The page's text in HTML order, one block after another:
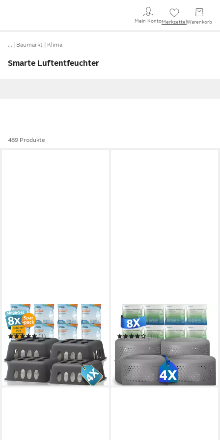
Mein KontoMerkzettel Warenkorb
… Baumarkt Klima
Smarte Luftentfeuchter
489 Produkte
MOISTBUSTER
Luftentfeuchter ohne Strom
(1)
19,90 €
(4,98 €/ 1 Stk)
in 3-4 Werktagen bei dir
BONAURA
Luftentfeuchter ohne Strom
(10)
19,90 € UVP24,90 €
(4,98 €/ 1 Stk)
-20%
in 3-4 Werktagen bei dir